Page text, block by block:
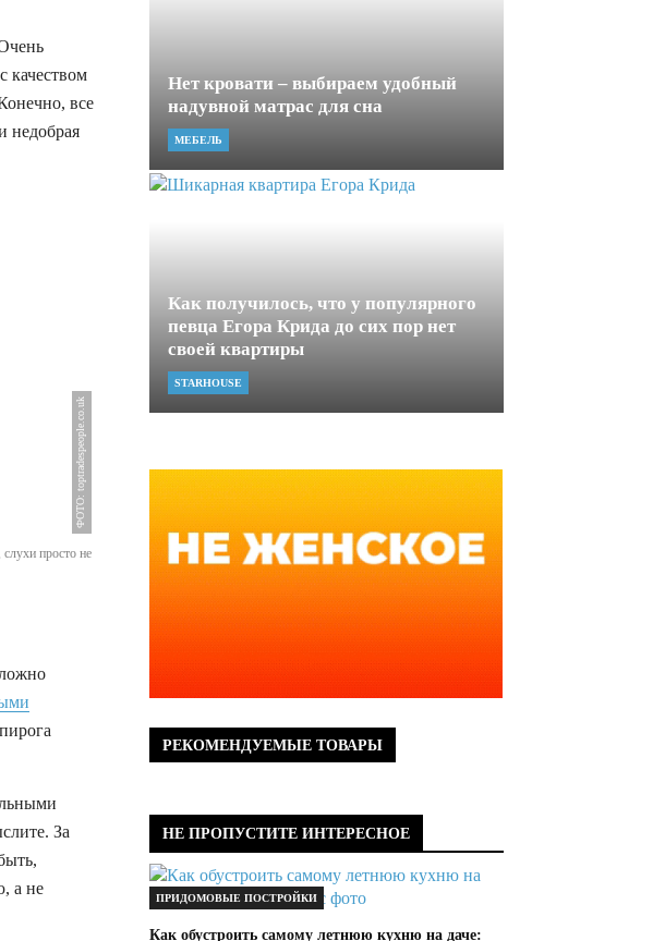
качеством
все
недобрая
ФОТО: toptradespeople.co.uk
просто не
За
а не
Нет кровати – выбираем удобный
надувной матрас для сна
МЕБЕЛЬ
Как получилось, что у популярного
певца Егора Крида до сих пор нет
своей квартиры
STARHOUSE
РЕКОМЕНДУЕМЫЕ ТОВАРЫ
НЕ ПРОПУСТИТЕ ИНТЕРЕСНОЕ
ПРИДОМОВЫЕ ПОСТРОЙКИ
Как обустроить самому летнюю кухню на даче: